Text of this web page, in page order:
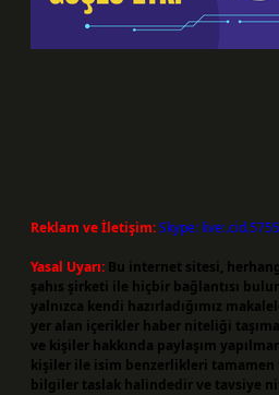
Reklam ve İletişim:Skype:
Yasal Uyarı: Bu internet sitesi,
şahıs şirketi ile hiçbir bağlantısı
yalnızca kendi hazırladığımız
yer alan içerikler haber niteliği
ve kişiler hakkında paylaşım
kişiler ile isim benzerlikleri tamamen
bilgiler taslak halindedir ve tavsiye